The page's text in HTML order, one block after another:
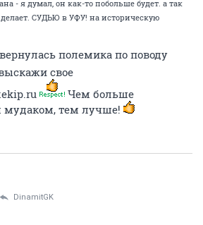
- я думал, он как-то побольше будет. а так
СУДЬЮ в УФУ! на историческую
полемика по поводу
свое
Чем больше
мудаком, тем лучше!
DinamitGK